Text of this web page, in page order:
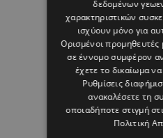
δεδομένων
χαρακτηριστικών
ισχύουν μόνο για
Ορισμένοι προμηθευτές
σε έννομο συμφέρον
έχετε το δικαίωμα να
Ρυθμίσεις
ανακαλέσετε τη
οποιαδήποτε στιγμή
Πολιτική